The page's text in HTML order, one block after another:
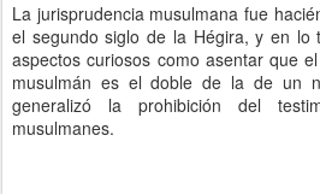
La jurisprudencia musulmana fue
el segundo siglo de la Hégira, y en lo
aspectos curiosos como asentar que
musulmán es el doble de la de un
generalizó la prohibición del
musulmanes.